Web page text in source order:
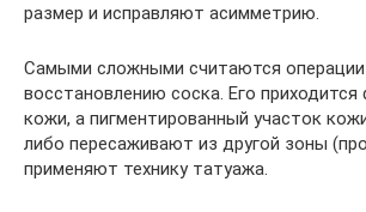
размер и исправляют асимметрию.
Самыми сложными считаются
восстановлению соска. Его
кожи, а пигментированный участок
либо пересаживают из другой зоны
применяют технику татуажа.